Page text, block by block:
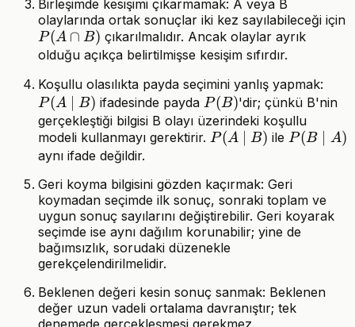
Birleşimde kesişimi çıkarmamak: A veya B
olaylarında ortak sonuçlar iki kez sayılabileceği için
P(A\cap
B)
P(A ∩ B) çıkarılmalıdır. Ancak olaylar ayrık
olduğu açıkça belirtilmişse kesişim sıfırdır.
Koşullu olasılıkta payda seçimini yanlış yapmak:
B)
P(A ∣ B) ifadesinde payda P(B)
P(B)'dir; çünkü B'nin
gerçekleştiği bilgisi B olayı üzerindeki koşullu
modeli kullanmayı gerektirir. P(A\mid
P(A ∣ B) ile P(B\mid
P(B ∣ A)
aynı ifade değildir.
Geri koyma bilgisini gözden kaçırmak: Geri
koymadan seçimde ilk sonuç, sonraki toplam ve
uygun sonuç sayılarını değiştirebilir. Geri koyarak
seçimde ise aynı dağılım korunabilir; yine de
bağımsızlık, sorudaki düzenekle
gerekçelendirilmelidir.
Beklenen değeri kesin sonuç sanmak: Beklenen
değer uzun vadeli ortalama davranıştır; tek
denemede gerçekleşmesi gerekmez.